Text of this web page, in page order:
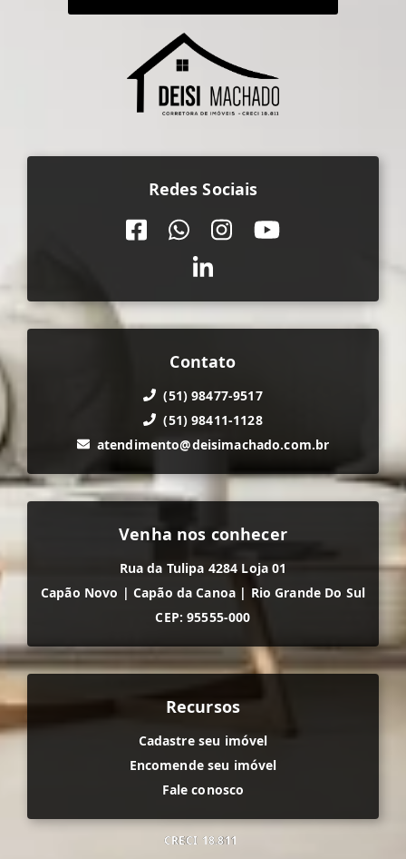
Redes Sociais
Contato
(51) 98477-9517
(51) 98411-1128
atendimento@deisimachado.com.br
Venha nos conhecer
Rua da Tulipa 4284 Loja 01
Capão Novo | Capão da Canoa | Rio Grande Do Sul
CEP: 95555-000
Recursos
Cadastre seu imóvel
Encomende seu imóvel
Fale conosco
CRECI 18.811